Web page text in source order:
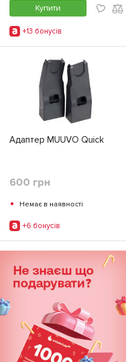
Купити
+13 бонусiв
Адаптер MUUVO Quick
600 грн
• Немає в наявності
+6 бонусiв